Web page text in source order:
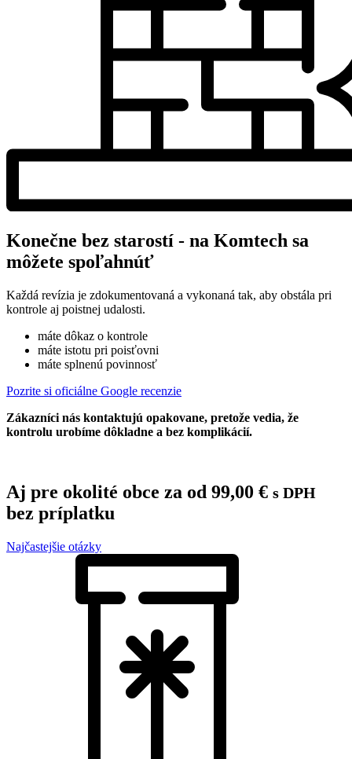
Konečne bez starostí - na Komtech sa
môžete spoľahnúť
Každá revízia je zdokumentovaná a vykonaná tak, aby obstála pri
kontrole aj poistnej udalosti.
máte dôkaz o kontrole
máte istotu pri poisťovni
máte splnenú povinnosť
Pozrite si oficiálne Google recenzie
Zákazníci nás kontaktujú opakovane, pretože vedia, že
kontrolu urobíme dôkladne a bez komplikácií.
Aj pre okolité obce za od 99,00 € s DPH
bez príplatku
Najčastejšie otázky